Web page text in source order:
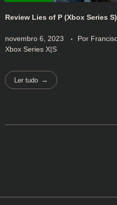
Review Lies of P (Xbox Series
novembro 6, 2023 Por
Xbox Series X|S
Ler tudo